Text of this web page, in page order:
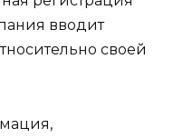
вводит
своей